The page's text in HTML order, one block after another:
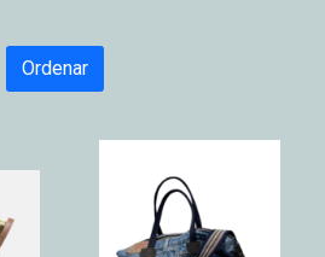
Ordenar